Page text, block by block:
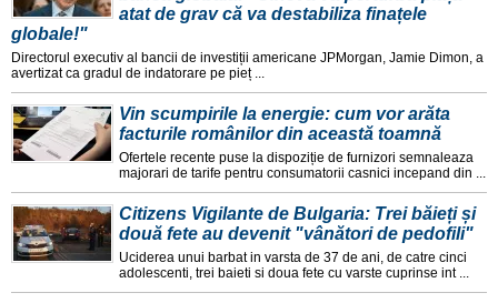
atat de grav că va destabiliza finațele
globale!"
Directorul executiv al bancii de investiții americane JPMorgan, Jamie Dimon, a
avertizat ca gradul de indatorare pe pieț ...
Vin scumpirile la energie: cum vor arăta
facturile românilor din această toamnă
Ofertele recente puse la dispoziție de furnizori semnaleaza
majorari de tarife pentru consumatorii casnici incepand din ...
Citizens Vigilante de Bulgaria: Trei băieți și
două fete au devenit "vânători de pedofili"
Uciderea unui barbat in varsta de 37 de ani, de catre cinci
adolescenti, trei baieti si doua fete cu varste cuprinse int ...